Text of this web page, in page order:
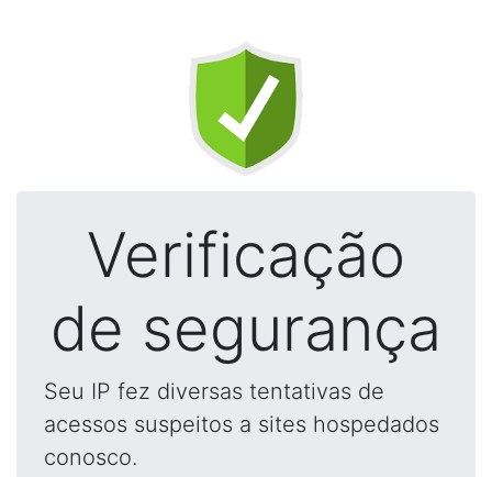
Verificação
de segurança
Seu IP fez diversas tentativas de
acessos suspeitos a sites hospedados
conosco.